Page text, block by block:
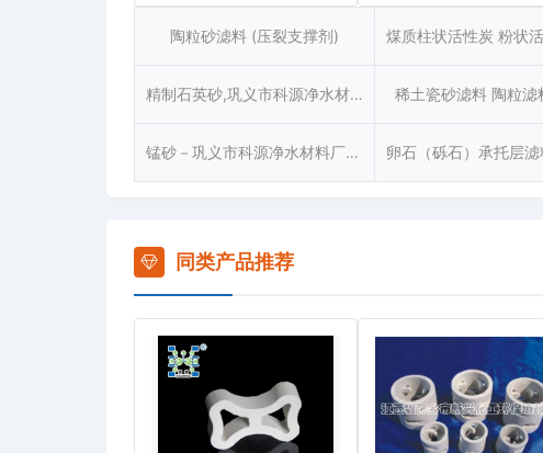
陶粒砂滤料 (压裂支撑剂)
精制石英砂,巩义市科源净水材料厂专业生产[精制] 稀土瓷砂滤料 陶粒滤
锰砂－巩义市科源净水材料厂[科源牌]
同类产品推荐